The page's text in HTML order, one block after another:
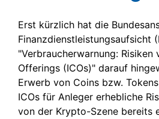
Erst kürzlich hat die
Finanzdienstleistungsaufsicht
"Verbraucherwarnung: Risiken
Offerings (ICOs)" darauf
Erwerb von Coins bzw.
ICOs für Anleger erhebliche
von der Krypto-Szene bereits